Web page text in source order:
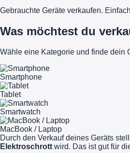
Gebrauchte Geräte verkaufen.
Was möchtest du
Wähle eine Kategorie und finde dein
Smartphone
Tablet
Smartwatch
MacBook / Laptop
Durch den Verkauf deines Geräts
Elektroschrott wird. Das ist gut für